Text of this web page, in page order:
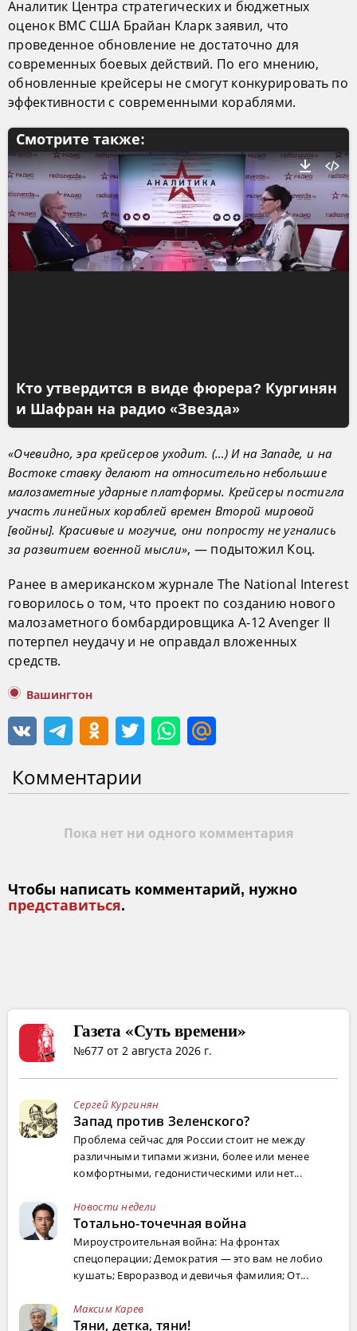
Аналитик Центра стратегических и бюджетных
оценок ВМС США Брайан Кларк заявил, что
проведенное обновление не достаточно для
современных боевых действий. По его мнению,
обновленные крейсеры не смогут конкурировать по
эффективности с современными кораблями.
Смотрите также:
Кто утвердится в виде фюрера? Кургинян
и Шафран на радио «Звезда»
«Очевидно, эра крейсеров уходит. (…) И на Западе, и на
Востоке ставку делают на относительно небольшие
малозаметные ударные платформы. Крейсеры постигла
участь линейных кораблей времен Второй мировой
[войны]. Красивые и могучие, они попросту не угнались
за развитием военной мысли», — подытожил Коц.
Ранее в американском журнале The National Interest
говорилось о том, что проект по созданию нового
малозаметного бомбардировщика A-12 Avenger II
потерпел неудачу и не оправдал вложенных
средств.
Вашингтон
Комментарии
Пока нет ни одного комментария
Чтобы написать комментарий, нужно
представиться.
Газета «Суть времени»
№677 от 2 августа 2026 г.
Сергей Кургинян
Запад против Зеленского?
Проблема сейчас для России стоит не между
различными типами жизни, более или менее
комфортными, гедонистическими или нет...
Новости недели
Тотально-точечная война
Мироустроительная война: На фронтах
спецоперации; Демократия — это вам не лобио
кушать; Евроразвод и девичья фамилия; От...
Максим Карев
Тяни, детка, тяни!